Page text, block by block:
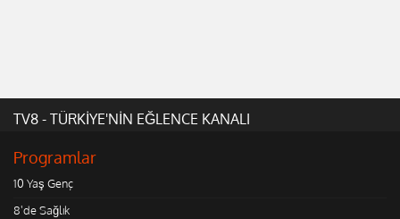
TV8 - TÜRKİYE'NİN EĞLENCE KANALI
Programlar
10 Yaş Genç
8'de Sağlık